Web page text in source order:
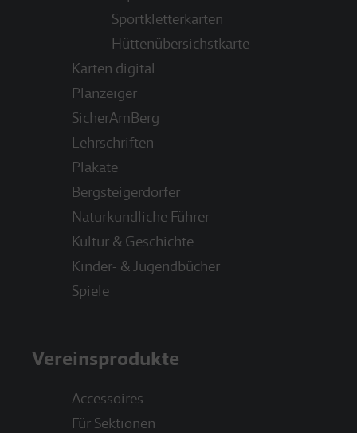
Sportkletterkarten
Hüttenübersichstkarte
Karten digital
Planzeiger
SicherAmBerg
Lehrschriften
Plakate
Bergsteigerdörfer
Naturkundliche Führer
Kultur & Geschichte
Kinder- & Jugendbücher
Spiele
Vereinsprodukte
Accessoires
Für Sektionen